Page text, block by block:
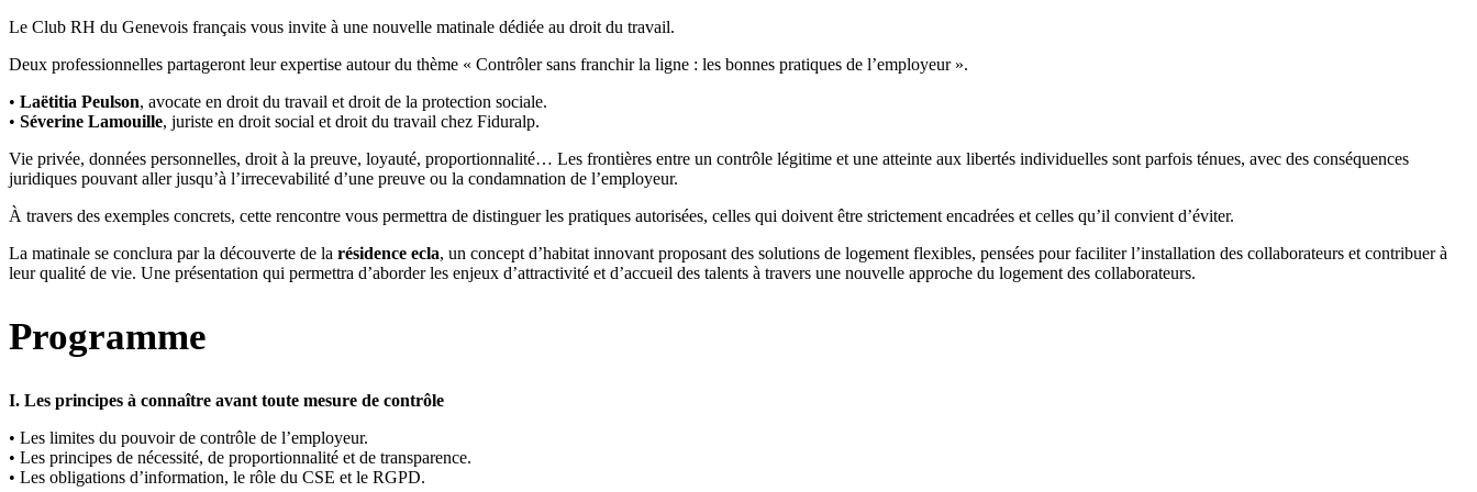
Le Club RH du Genevois français vous invite à une nouvelle matinale dédiée au droit du travail.
Deux professionnelles partageront leur expertise autour du thème « Contrôler sans franchir la ligne : les bonnes pratiques de l’employeur ».
• Laëtitia Peulson, avocate en droit du travail et droit de la protection sociale.
• Séverine Lamouille, juriste en droit social et droit du travail chez Fiduralp.
Vie privée, données personnelles, droit à la preuve, loyauté, proportionnalité… Les frontières entre un contrôle légitime et une atteinte aux libertés individuelles sont parfois ténues, avec des conséquences
juridiques pouvant aller jusqu’à l’irrecevabilité d’une preuve ou la condamnation de l’employeur.
À travers des exemples concrets, cette rencontre vous permettra de distinguer les pratiques autorisées, celles qui doivent être strictement encadrées et celles qu’il convient d’éviter.
La matinale se conclura par la découverte de la résidence ecla, un concept d’habitat innovant proposant des solutions de logement flexibles, pensées pour faciliter l’installation des collaborateurs et contribuer à
leur qualité de vie. Une présentation qui permettra d’aborder les enjeux d’attractivité et d’accueil des talents à travers une nouvelle approche du logement des collaborateurs.
Programme
I. Les principes à connaître avant toute mesure de contrôle
• Les limites du pouvoir de contrôle de l’employeur.
• Les principes de nécessité, de proportionnalité et de transparence.
• Les obligations d’information, le rôle du CSE et le RGPD.